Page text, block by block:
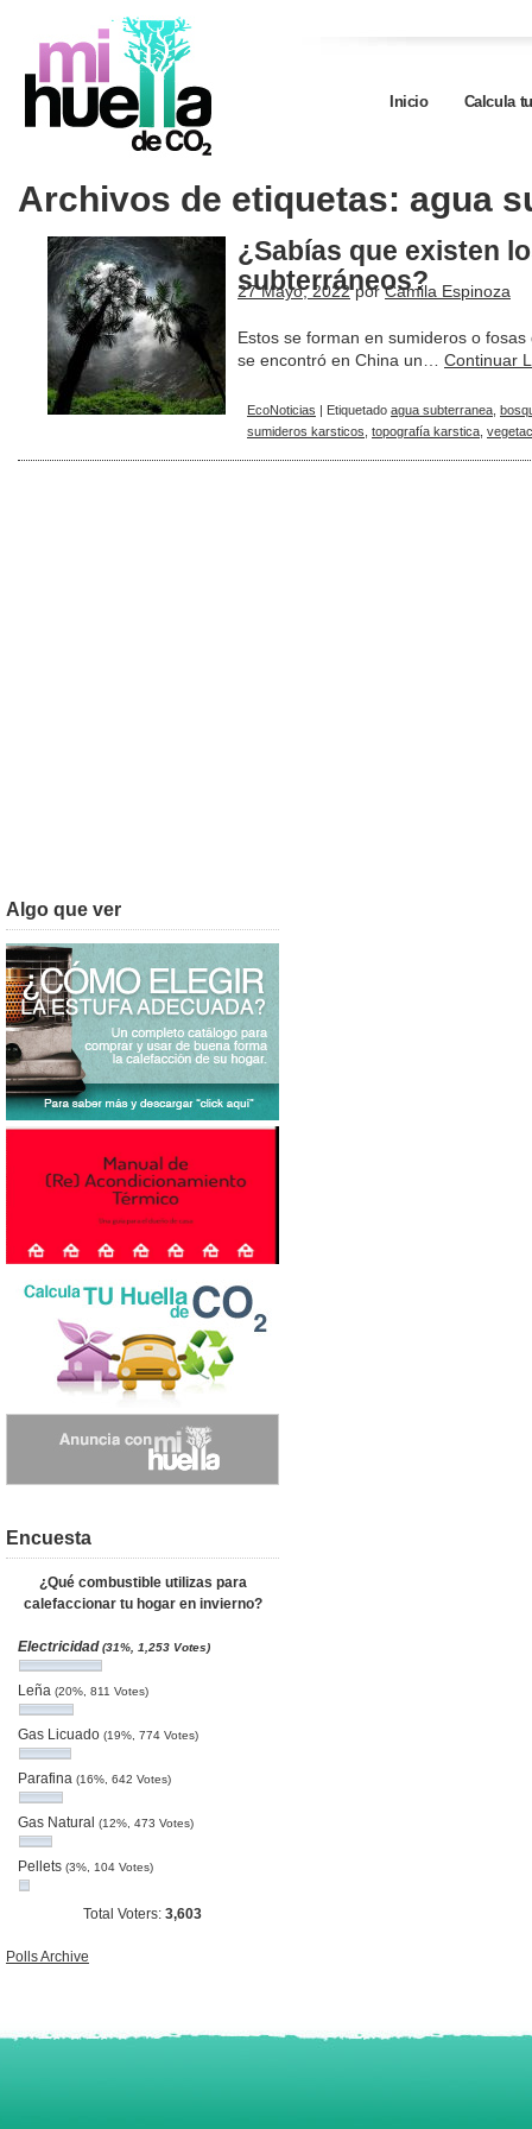
Inicio Calcula
Archivos de etiquetas: agua
¿Sabías que existen
subterráneos?
27 Mayo, 2022 por Camila Espinoza
Estos se forman en sumideros o
se encontró en China un… Continuar
EcoNoticias | Etiquetado agua subterranea
sumideros karsticos topografía karstica
Algo que ver
Encuesta
¿Qué combustible utilizas para
calefaccionar tu hogar en invierno?
Electricidad(31%, 1,253 Votes)
Leña (20%, 811 Votes)
Gas Licuado (19%, 774 Votes)
Parafina (16%, 642 Votes)
Gas Natural (12%, 473 Votes)
Pellets (3%, 104 Votes)
Total Voters: 3,603
Polls Archive